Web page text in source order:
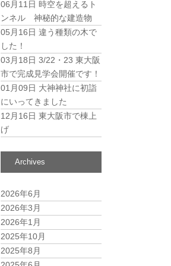
06月11日 時空を超えるト
ンネル 神秘的な建造物
05月16日 違う種類の木で
した！
03月18日 3/22・23 東大阪
市で完成見学会開催です！
01月09日 大神神社に初詣
にいってきました
12月16日 東大阪市で棟上
げ
Archives
2026年6月
2026年3月
2026年1月
2025年10月
2025年8月